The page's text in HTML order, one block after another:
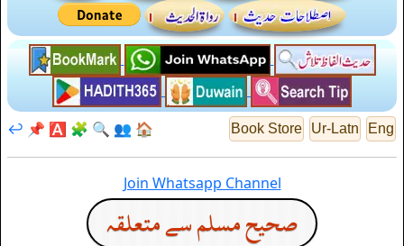
Eng
Ur-Latn
Book Store
🏠
👥
🔍
🧩
🅰️
📌
↩️
Join Whatsapp Channel
صحيح مسلم سے متعلقہ